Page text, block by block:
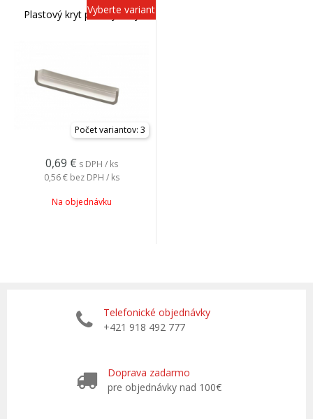
Plastový kryt pružiny biely
Počet variantov: 3
0,69 € s DPH / ks
0,56 € bez DPH / ks
Vyberte variant
Na objednávku
Telefonické objednávky
+421 918 492 777
Doprava zadarmo
pre objednávky nad 100€